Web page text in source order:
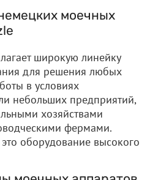
моечных
широкую линейку
для решения любых
в условиях
небольших предприятий,
хозяйствами
фермами.
оборудование высокого